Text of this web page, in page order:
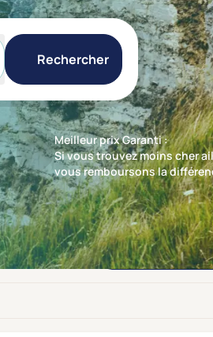
Rechercher
Meilleur prix Garanti :
Si vous trouvez moins cher
vous remboursons la
Trier par Nos